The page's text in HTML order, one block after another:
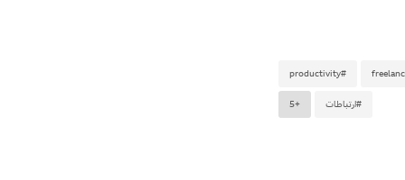
#productivity
#ارتباطات +5